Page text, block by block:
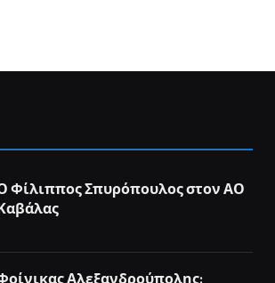
Φίλιππος Σπυρόπουλος στον ΑΟ
Αλεξανδρούπολης: